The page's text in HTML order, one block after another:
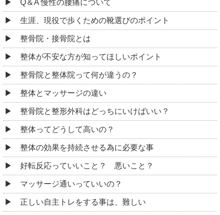
Q＆A 慢性の腰痛について
生涯、現役で歩くための靴選びのポイント
整骨院・接骨院とは
整体が不安な方が知ってほしいポイント
整骨院と整体院って何が違うの？
整体とマッサージの違い
整骨院と整形外科はどっちにいけばいい？
整体ってどうして高いの？
整体の効果を持続させる為に必要な事
好転反応っていいこと？ 悪いこと？
マッサージ通いっていいの？
正しい自主トレをする事は、難しい